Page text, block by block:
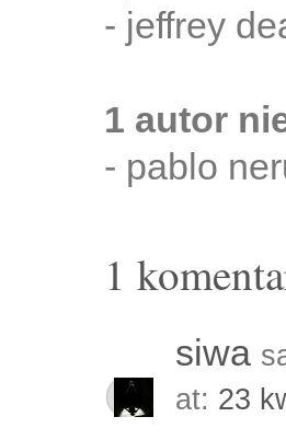
- jeffrey
1 autor
- pablo
1
siwa
at: 23